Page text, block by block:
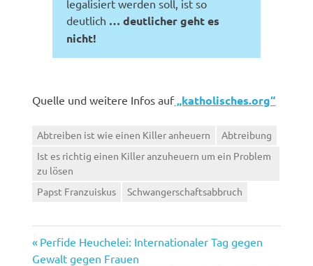
legalisiert werden soll, ist so
deutlich … deutlicher geht es
nicht!
Quelle und weitere Infos auf„katholisches.org“
Abtreiben ist wie einen Killer anheuern
Abtreibung
Ist es richtig einen Killer anzuheuern um ein Problem
zu lösen
Papst Franzuiskus
Schwangerschaftsabbruch
Beitragsnavigation
Vorheriger
Beitrag:
Perfide Heuchelei: Internationaler Tag gegen
Gewalt gegen Frauen